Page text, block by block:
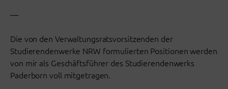
—
Die von den Verwaltungsratsvorsitzenden der
Studierendenwerke NRW formulierten Positionen werden
von mir als Geschäftsführer des Studierendenwerks
Paderborn voll mitgetragen.